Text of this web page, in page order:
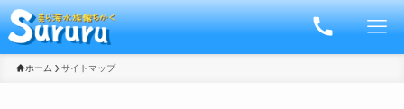
ホーム サイトマップ